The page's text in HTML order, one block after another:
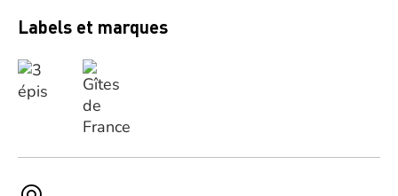
Labels et marques